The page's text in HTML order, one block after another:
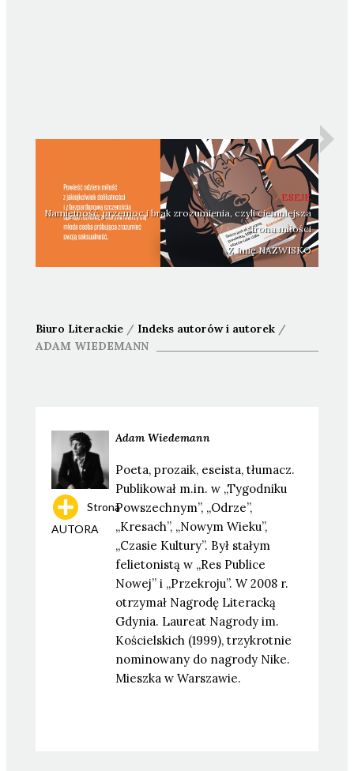
ESEJE
Namiętność, przemoc i brak zrozumienia, czyli ciemniejsza
strona miłości
Z Imię NAZWISKO
Biuro Literackie / Indeks autorów i autorek /
ADAM WIEDEMANN
Strona
AUTORA
AdamWiedemann
Poeta, prozaik, eseista, tłumacz.
Publikował m.in. w „Tygodniku
Powszechnym”, „Odrze”,
„Kresach”, „Nowym Wieku”,
„Czasie Kultury”. Był stałym
felietonistą w „Res Publice
Nowej” i „Przekroju”. W 2008 r.
otrzymał Nagrodę Literacką
Gdynia. Laureat Nagrody im.
Kościelskich (1999), trzykrotnie
nominowany do nagrody Nike.
Mieszka w Warszawie.